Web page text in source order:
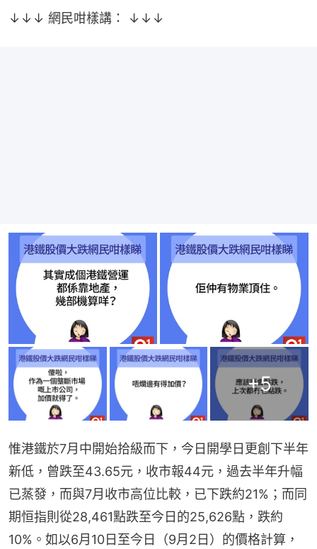
↓↓↓ 網民咁樣講： ↓↓↓
+5
惟港鐵於7月中開始拾級而下，今日開學日更創下半年
新低，曾跌至43.65元，收市報44元，過去半年升幅
已蒸發，而與7月收市高位比較，已下跌約21%；而同
期恒指則從28,461點跌至今日的25,626點，跌約
10%。如以6月10日至今日（9月2日）的價格計算，